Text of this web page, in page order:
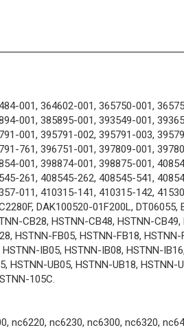
001, 364602-001, 365750-001,
001, 385895-001, 393549-001,
001, 395791-002, 395791-003,
761, 396751-001, 397809-001,
001, 398874-001, 398875-001,
261, 408545-262, 408545-541,
011, 410315-141, 410315-142,
DAK100520-01F200L, DT06055,
CB28, HSTNN-CB48, HSTNN-CB49,
HSTNN-FB05, HSTNN-FB18,
IB05, HSTNN-IB08, HSTNN-
UB05, HSTNN-UB18, HSTNN-
105C.
nc6220, nc6230, nc6300, nc6320,